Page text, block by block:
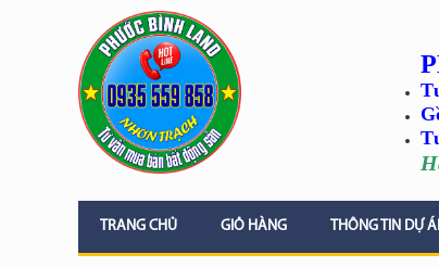
TRANG CHỦ GIỎ HÀNG THÔNG TIN DỰ